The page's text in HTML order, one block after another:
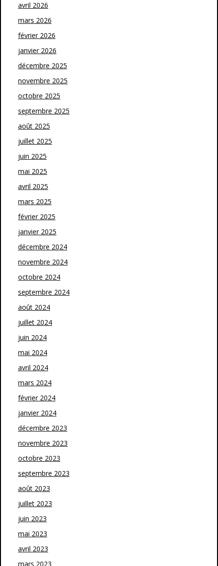
avril 2026
mars 2026
février 2026
janvier 2026
décembre 2025
novembre 2025
octobre 2025
septembre 2025
août 2025
juillet 2025
juin 2025
mai 2025
avril 2025
mars 2025
février 2025
janvier 2025
décembre 2024
novembre 2024
octobre 2024
septembre 2024
août 2024
juillet 2024
juin 2024
mai 2024
avril 2024
mars 2024
février 2024
janvier 2024
décembre 2023
novembre 2023
octobre 2023
septembre 2023
août 2023
juillet 2023
juin 2023
mai 2023
avril 2023
mars 2023